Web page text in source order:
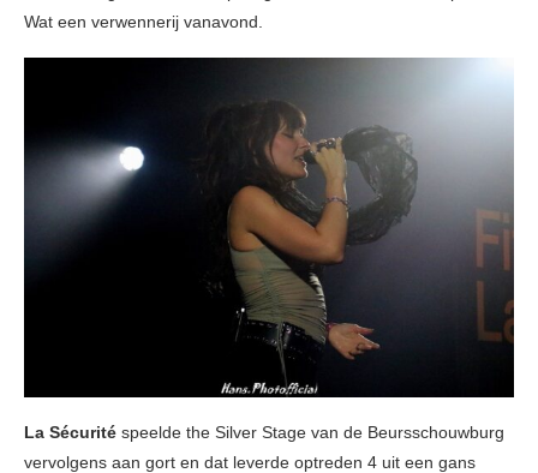
Wat een verwennerij vanavond.
La Sécurité speelde the Silver Stage van de Beursschouwburg
vervolgens aan gort en dat leverde optreden 4 uit een gans